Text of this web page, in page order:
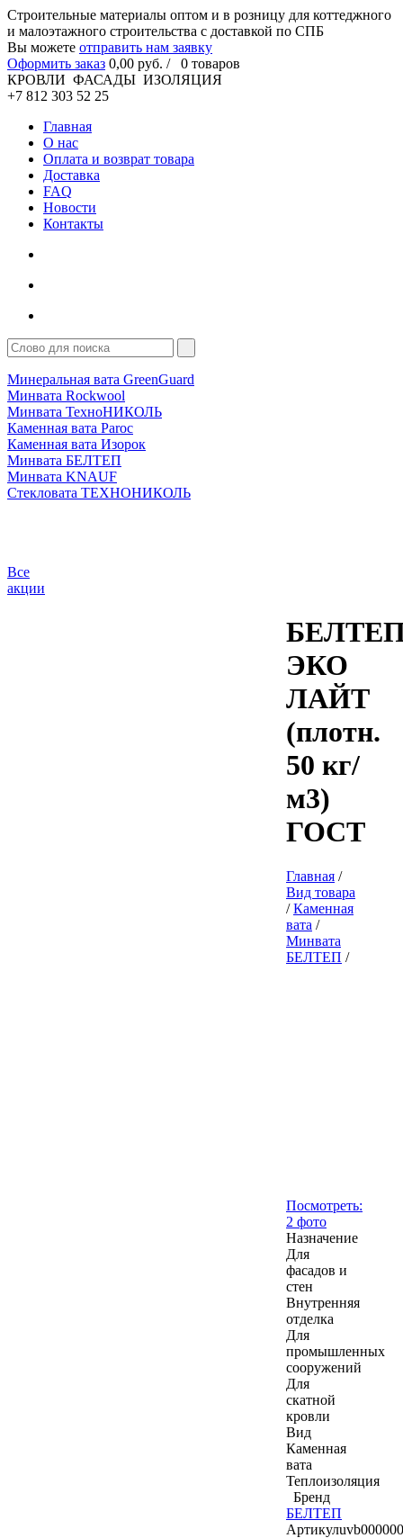
Cтроительные материалы оптом и в розницу для коттеджного
и малоэтажного строительства с доставкой по СПБ
Вы можете отправить нам заявку
Оформить заказ 0,00 руб. / 0 товаров
КРОВЛИ ФАСАДЫ ИЗОЛЯЦИЯ
+7 812 303 52 25
Главная
О нас
Оплата и возврат товара
Доставка
FAQ
Новости
Контакты
Минеральная вата GreenGuard
Минвата Rockwool
Минвата ТехноНИКОЛЬ
Каменная вата Paroc
Каменная вата Изорок
Минвата БЕЛТЕП
Минвата KNAUF
Стекловата ТЕХНОНИКОЛЬ
Все
акции
ЭКО
ЛАЙТ
(плотн.
50 кг/
м3)
ГОСТ
Главная /
Вид товара
/Каменная
вата /
Минвата
БЕЛТЕП /
Посмотреть:
2 фото
Назначение
Для
фасадов и
стен
Внутренняя
отделка
Для
промышленных
сооружений
Для
скатной
кровли
Вид
Каменная
вата
Теплоизоляция
Бренд
БЕЛТЕП
Артикул